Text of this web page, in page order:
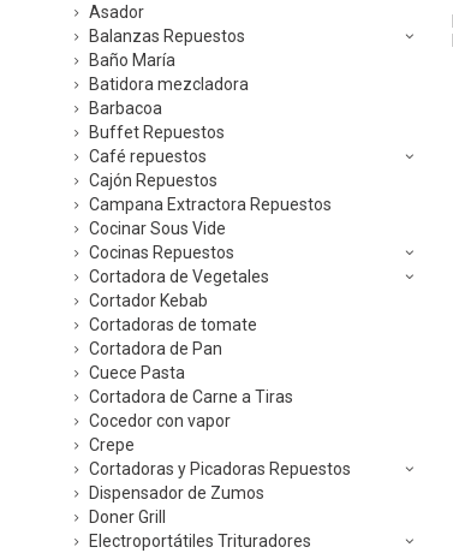
Asador
Balanzas Repuestos
Baño María
Batidora mezcladora
Barbacoa
Buffet Repuestos
Café repuestos
Cajón Repuestos
Campana Extractora Repuestos
Cocinar Sous Vide
Cocinas Repuestos
Cortadora de Vegetales
Cortador Kebab
Cortadoras de tomate
Cortadora de Pan
Cuece Pasta
Cortadora de Carne a Tiras
Cocedor con vapor
Crepe
Cortadoras y Picadoras Repuestos
Dispensador de Zumos
Doner Grill
Electroportátiles Trituradores